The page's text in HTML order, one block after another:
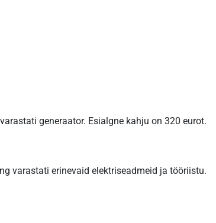
generaator. Esialgne kahju on 320 eurot.
varastati erinevaid elektriseadmeid ja tööriistu.